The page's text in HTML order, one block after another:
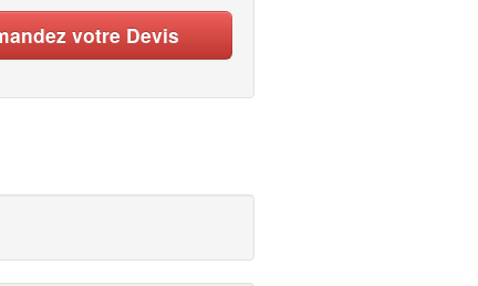
votre Devis